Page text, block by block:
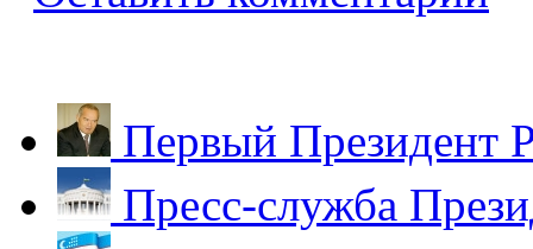
Первый Президент
Пресс-служба